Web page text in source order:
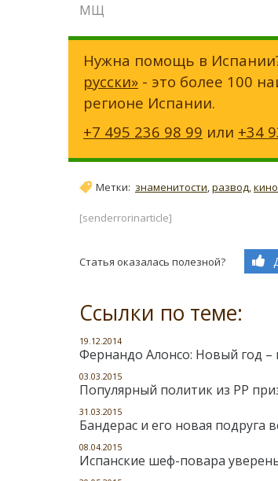
МЩ
Нужна помощь в
русски» - это более 100
регионе Испании.
+7 495 236 98 99 или +34
Метки: знаменитости,развод,кино
[senderrorinarticle]
Статья оказалась полезной?
Ссылки по теме:
19.12.2014
Фернандо Алонсо: Новый год –
03.03.2015
Популярный политик из PP
31.03.2015
Бандерас и его новая подруга
08.04.2015
Испанские шеф-повара